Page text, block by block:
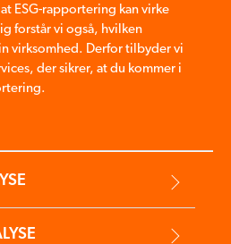
ESG-rapportering kan virke
forstår vi også, hvilken
virksomhed. Derfor tilbyder vi
der sikrer, at du kommer i